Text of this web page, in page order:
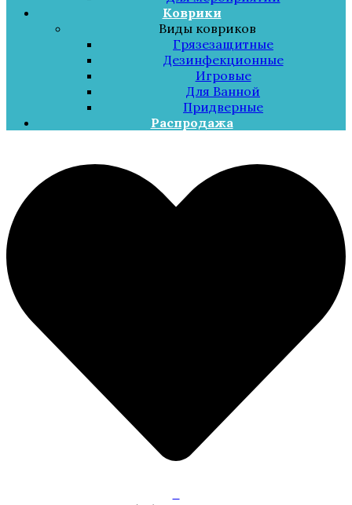
Коврики
Виды ковриков
Грязезащитные
Дезинфекционные
Игровые
Для Ванной
Придверные
Распродажа